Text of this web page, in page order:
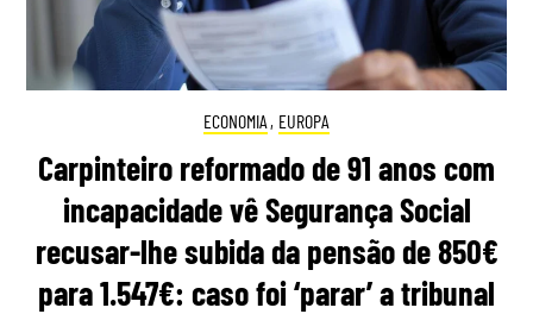
ECONOMIA , EUROPA
Carpinteiro reformado de 91 anos com
incapacidade vê Segurança Social
recusar-lhe subida da pensão de 850€
para 1.547€: caso foi ‘parar’ a tribunal